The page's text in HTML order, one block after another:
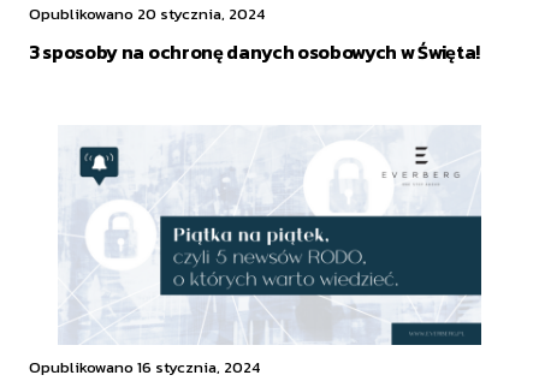
Opublikowano 20 stycznia, 2024
3 sposoby na ochronę danych osobowych w Święta!
Opublikowano 16 stycznia, 2024